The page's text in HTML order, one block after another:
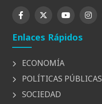
Enlaces Rápidos
ECONOMÍA
POLÍTICAS PÚBLICAS
SOCIEDAD